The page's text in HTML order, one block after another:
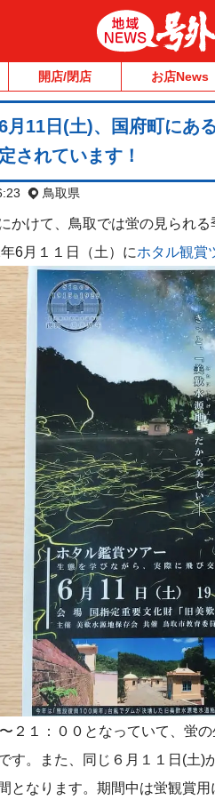
開店/閉店 お店News
6月11日(土)、国府町にあ
されています！
鳥取県
かけて、鳥取では蛍の見られ
6月１１日（土）にホタル観賞
２１：００となっていて、蛍
す。また、同じ６月１１日(土)
となります。期間中は蛍観賞